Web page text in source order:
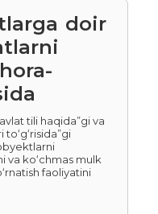
doir
tili haqida”gi va
va koʻchmas mulk
faoliyatini